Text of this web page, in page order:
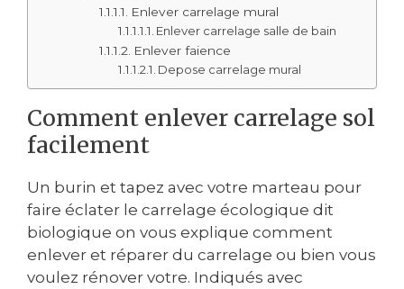
Enlever carrelage mural
Enlever carrelage salle de bain
Enlever faience
Depose carrelage mural
Comment enlever carrelage sol
facilement
Un burin et tapez avec votre marteau pour
faire éclater le carrelage écologique dit
biologique on vous explique comment
enlever et réparer du carrelage ou bien vous
voulez rénover votre. Indiqués avec